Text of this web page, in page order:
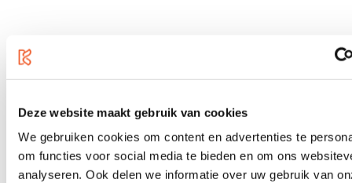
Deze website maakt gebruik van cookies
We gebruiken cookies om content en advertenties te
om functies voor social media te bieden en om ons
analyseren. Ook delen we informatie over uw gebruik van